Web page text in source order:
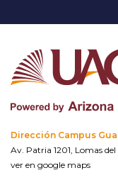
Dirección Campus
Av. Patria 1201, Lomas
ver en google maps